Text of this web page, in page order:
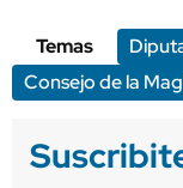
Temas
Consejo de la